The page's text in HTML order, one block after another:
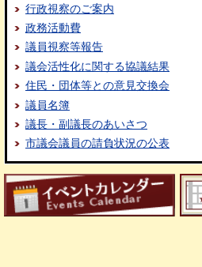
行政視察のご案内
政務活動費
議員視察等報告
議会活性化に関する協議結果
住民・団体等との意見交換会
議員名簿
議長・副議長のあいさつ
市議会議員の請負状況の公表